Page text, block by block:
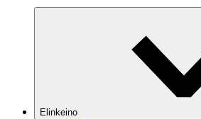
Elinkeino